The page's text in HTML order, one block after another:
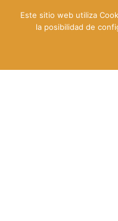
Este sitio web utiliza
la posibilidad de